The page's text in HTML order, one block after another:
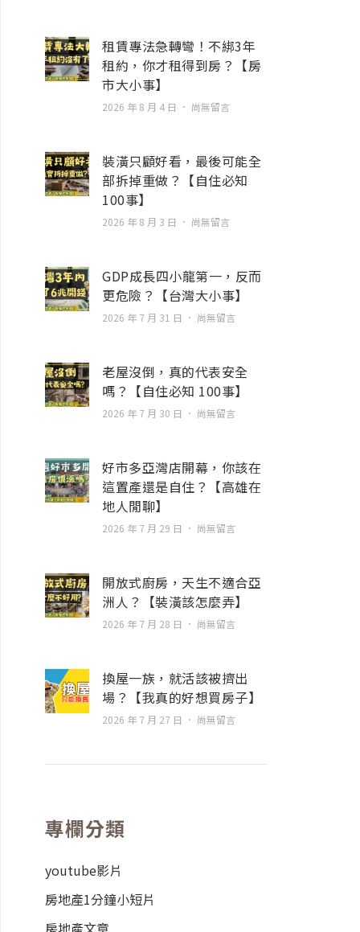
租賃專法急轉彎！不綁3年
租約，你才租得到房？【房
市大小事】
2026 年 8 月 4 日 尚無留言
裝潢只顧好看，最後可能全
部拆掉重做？【自住必知
100事】
2026 年 8 月 3 日 尚無留言
GDP成長四小龍第一，反而
更危險？【台灣大小事】
2026 年 7 月 31 日 尚無留言
老屋沒倒，真的代表安全
嗎？【自住必知 100事】
2026 年 7 月 30 日 尚無留言
好市多亞灣店開幕，你該在
這置產還是自住？【高雄在
地人閒聊】
2026 年 7 月 29 日 尚無留言
開放式廚房，天生不適合亞
洲人？【裝潢該怎麼弄】
2026 年 7 月 28 日 尚無留言
換屋一族，就活該被擠出
場？【我真的好想買房子】
2026 年 7 月 27 日 尚無留言
專欄分類
youtube影片
房地產1分鐘小短片